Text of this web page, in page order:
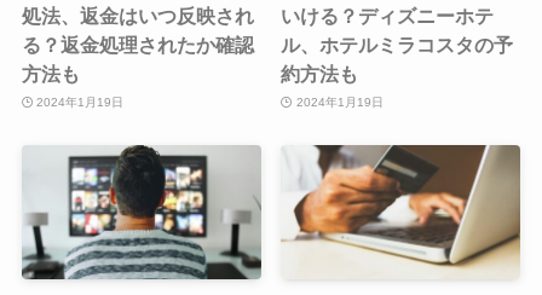
処法、返金はいつ反映され
る？返金処理されたか確認
方法も
2024年1月19日
いける？ディズニーホテ
ル、ホテルミラコスタの予
約方法も
2024年1月19日